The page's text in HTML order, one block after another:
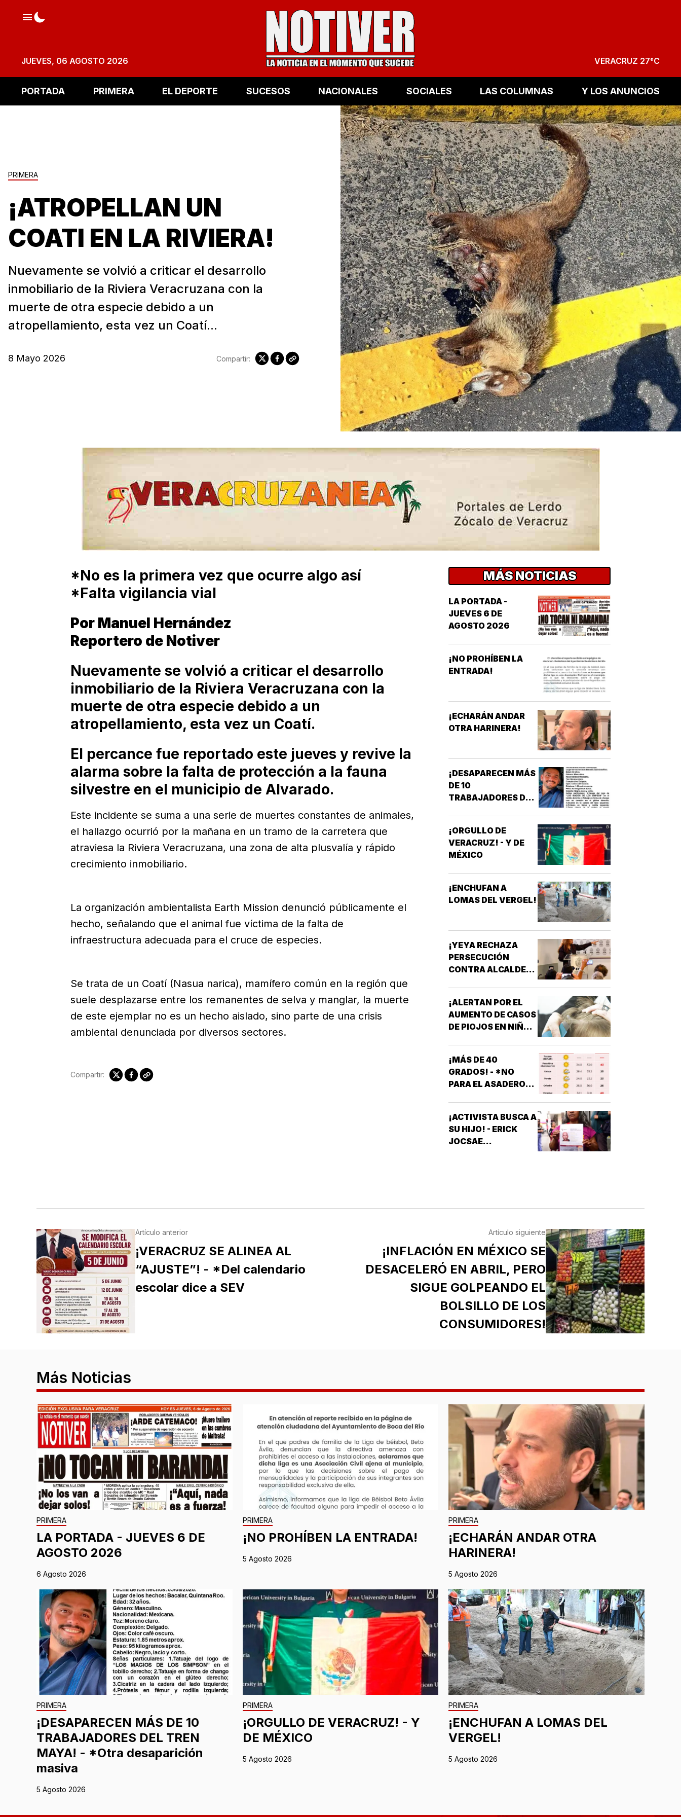
JUEVES, 06 AGOSTO 2026 VERACRUZ 27°C
PORTADA PRIMERA EL DEPORTE SUCESOS NACIONALES SOCIALES LAS COLUMNAS Y LOS ANUNCIOS
PRIMERA
¡ATROPELLAN UN
COATI EN LA RIVIERA!
Nuevamente se volvió a criticar el desarrollo
inmobiliario de la Riviera Veracruzana con la
muerte de otra especie debido a un
atropellamiento, esta vez un Coatí...
8 Mayo 2026 Compartir:
*No es la primera vez que ocurre algo así
*Falta vigilancia vial
Por Manuel Hernández
Reportero de Notiver
Nuevamente se volvió a criticar el desarrollo
inmobiliario de la Riviera Veracruzana con la
muerte de otra especie debido a un
atropellamiento, esta vez un Coatí.
El percance fue reportado este jueves y revive la
alarma sobre la falta de protección a la fauna
silvestre en el municipio de Alvarado.
Este incidente se suma a una serie de muertes constantes de animales,
el hallazgo ocurrió por la mañana en un tramo de la carretera que
atraviesa la Riviera Veracruzana, una zona de alta plusvalía y rápido
crecimiento inmobiliario.
La organización ambientalista Earth Mission denunció públicamente el
hecho, señalando que el animal fue víctima de la falta de
infraestructura adecuada para el cruce de especies.
Se trata de un Coatí (Nasua narica), mamífero común en la región que
suele desplazarse entre los remanentes de selva y manglar, la muerte
de este ejemplar no es un hecho aislado, sino parte de una crisis
ambiental denunciada por diversos sectores.
Compartir:
MÁS NOTICIAS
LA PORTADA -
JUEVES 6 DE
AGOSTO 2026
¡NO PROHÍBEN LA
ENTRADA!
¡ECHARÁN ANDAR
OTRA HARINERA!
¡DESAPARECEN MÁS
DE 10
TRABAJADORES DEL
DESAPARICIÓN
MASIVA
¡ORGULLO DE
VERACRUZ! - Y DE
MÉXICO
¡ENCHUFAN A
LOMAS DEL VERGEL!
¡YEYA RECHAZA
PERSECUCIÓN
CONTRA ALCALDES!
¡ALERTAN POR EL
AUMENTO DE CASOS
DE PIOJOS EN NIÑOS
¡MÁS DE 40
GRADOS! - *NO
PARA EL ASADERO
¡ACTIVISTA BUSCA A
SU HIJO! - ERICK
JOCSAE
Artículo anterior
¡VERACRUZ SE ALINEA AL
“AJUSTE”! - *Del calendario
escolar dice a SEV
Artículo siguiente
¡INFLACIÓN EN MÉXICO SE
DESACELERÓ EN ABRIL, PERO
SIGUE GOLPEANDO EL
BOLSILLO DE LOS
CONSUMIDORES!
Más Noticias
PRIMERA
LA PORTADA - JUEVES 6 DE
AGOSTO 2026
6 Agosto 2026
PRIMERA
¡NO PROHÍBEN LA ENTRADA!
5 Agosto 2026
PRIMERA
¡ECHARÁN ANDAR OTRA
HARINERA!
5 Agosto 2026
PRIMERA
¡DESAPARECEN MÁS DE 10
TRABAJADORES DEL TREN
MAYA! - *Otra desaparición
masiva
5 Agosto 2026
PRIMERA
¡ORGULLO DE VERACRUZ! - Y
DE MÉXICO
5 Agosto 2026
PRIMERA
¡ENCHUFAN A LOMAS DEL
VERGEL!
5 Agosto 2026